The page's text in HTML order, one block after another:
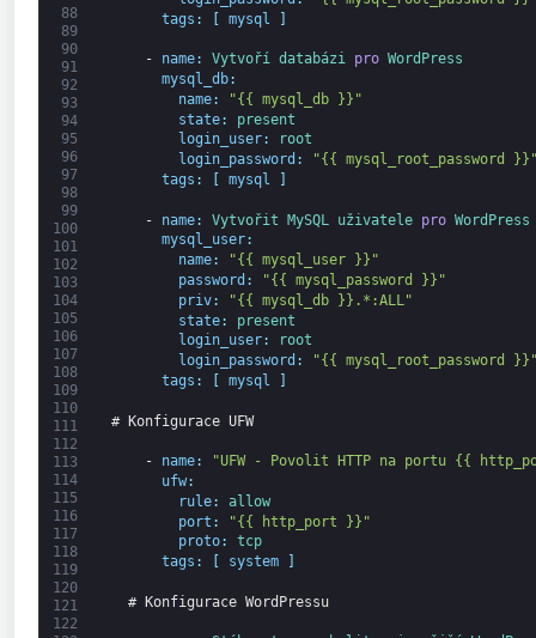
88
89
90
91
92
93
94
95
96
97
98
99
100
101
102
103
104
105
106
107
108
109
110
111
112
113
114
115
116
117
118
119
120
121
122
tags : [ mysql ]
- name: Vytvoří databázi pro WordPress
mysql_db:
name:
"{{ mysql_db }}"
state:
present
login_user:
root
login_password :
"{{ mysql_root_password
tags : mysql
- name: Vytvořit MySQL uživatele pro WordPress
mysql_user:
name:
"{{ mysql_user }}"
password :
"{{ mysql_password }}"
priv:
"{{ mysql_db }}.*:ALL"
state:
present
login_user:
root
login_password :
"{{ mysql_root_password
tags : mysql
# Konfigurace UFW
- name:
"UFW - Povolit HTTP na portu {{
ufw:
rule:
allow
port :
"{{ http_port }}"
proto:
tcp
tags : system
# Konfigurace WordPressu